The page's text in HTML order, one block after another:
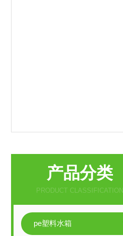
产品分类
PRODUCT CLASSIFICATION
pe塑料水箱